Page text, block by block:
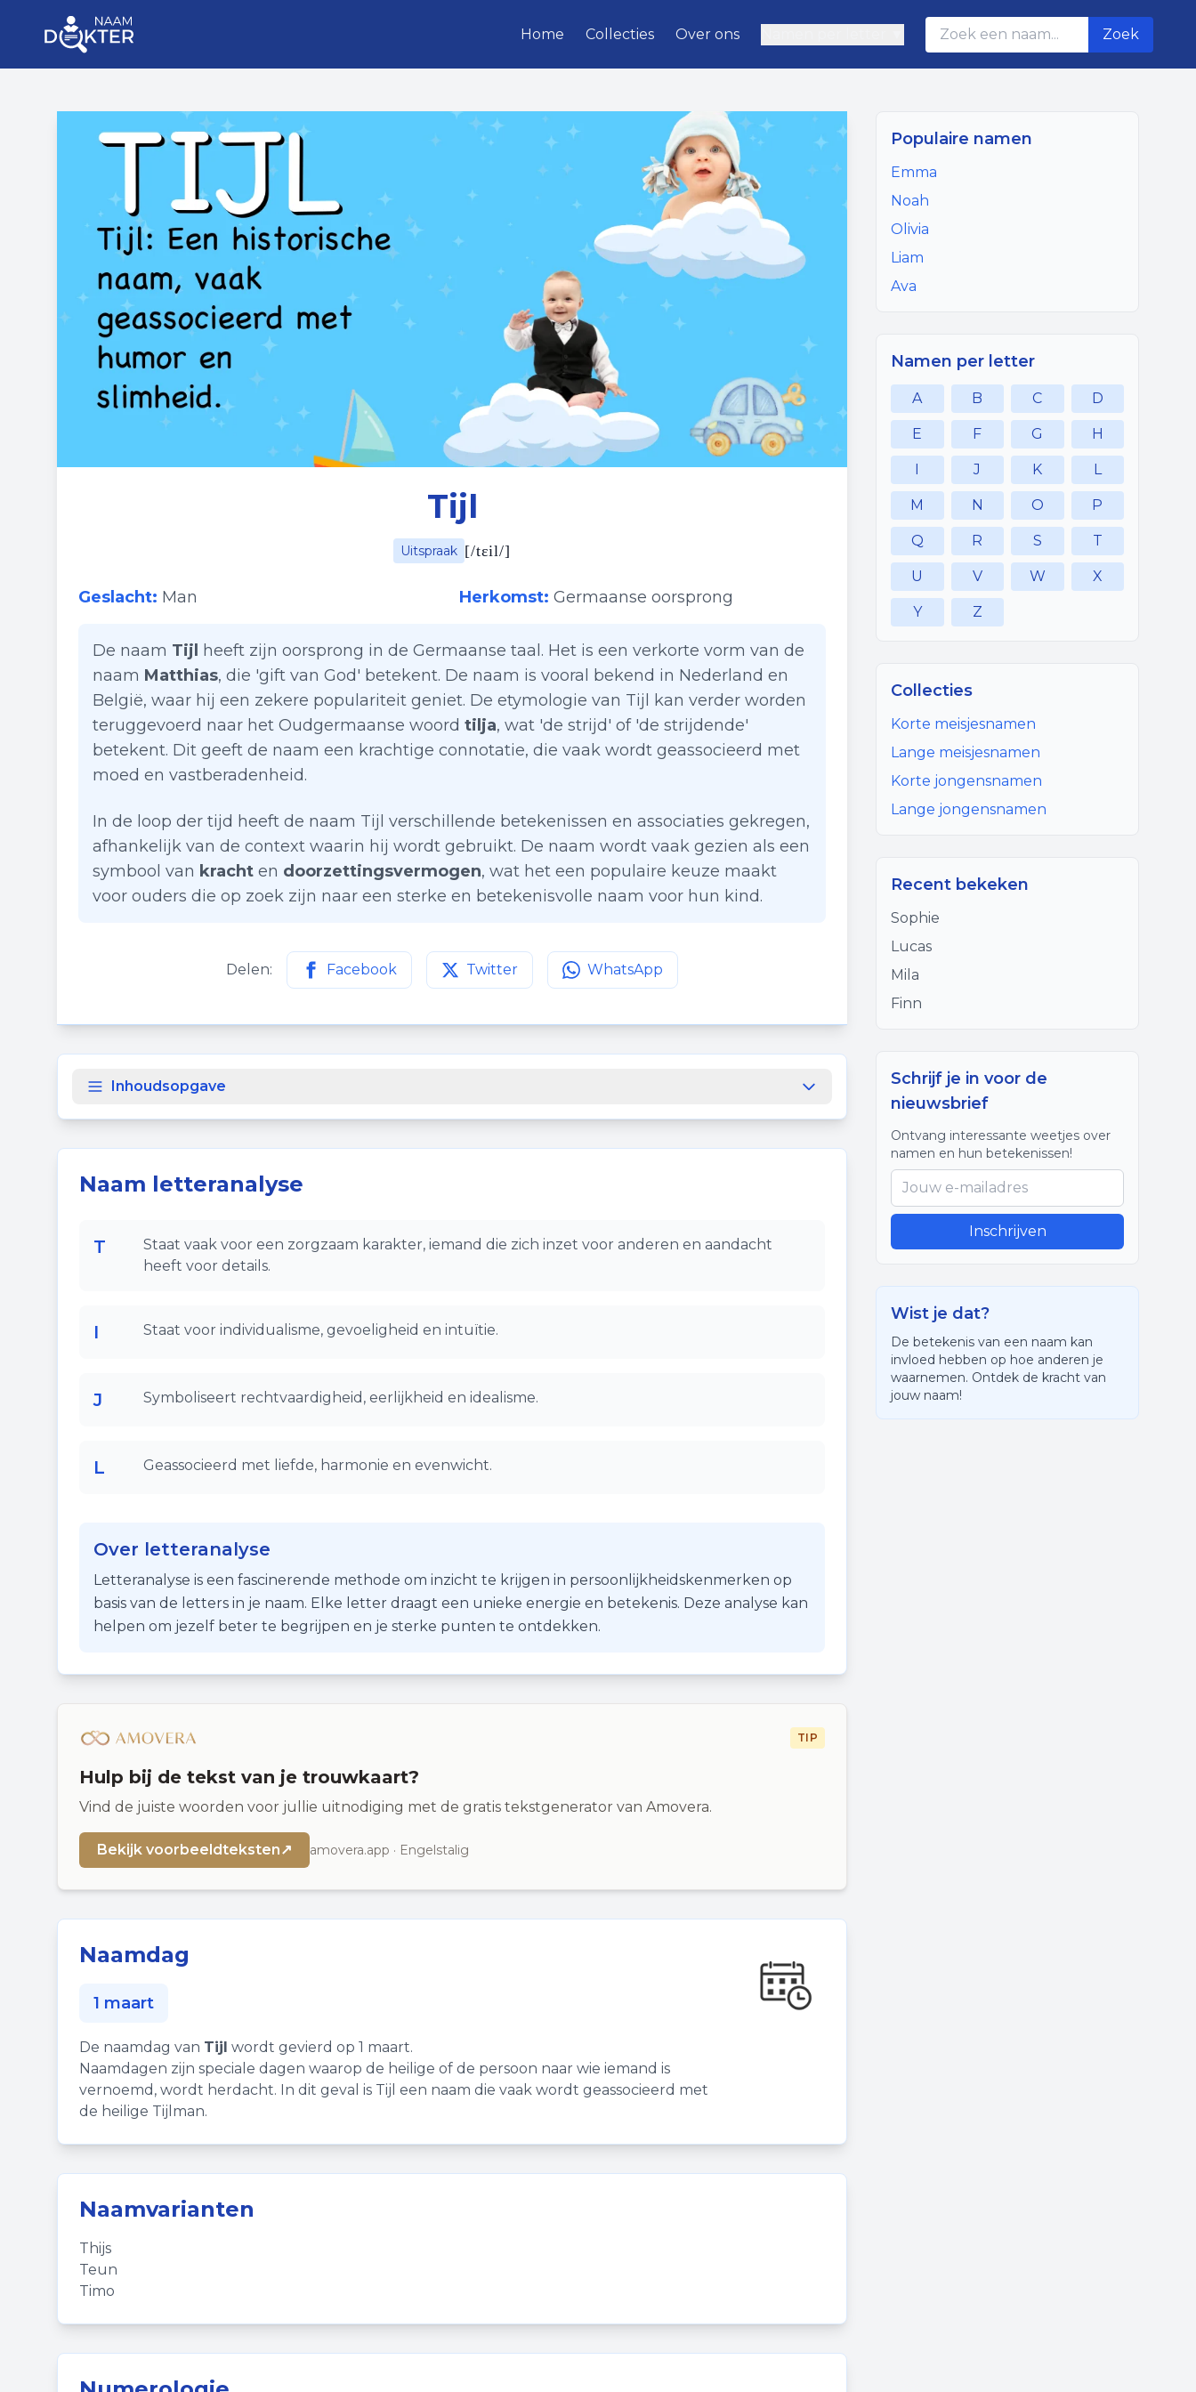
Home Collecties Over ons Zoek
Tijl
Uitspraak [/tɛil/]
Geslacht: Man Herkomst: Germaanse oorsprong
De naam Tijl
heeft zijn oorsprong in de Germaanse taal. Het is een verkorte vorm van de
naam Matthias, die 'gift van God' betekent. De naam is vooral bekend in Nederland en
België, waar hij een zekere populariteit geniet. De etymologie van Tijl kan verder worden
teruggevoerd naar het Oudgermaanse woord tilja, wat 'de strijd' of 'de strijdende'
betekent. Dit geeft de naam een krachtige connotatie, die vaak wordt geassocieerd met
moed en vastberadenheid.
In de loop der tijd heeft de naam Tijl verschillende betekenissen en associaties gekregen,
afhankelijk van de context waarin hij wordt gebruikt. De naam wordt vaak gezien als een
symbool van kracht en doorzettingsvermogen, wat het een populaire keuze maakt
voor ouders die op zoek zijn naar een sterke en betekenisvolle naam voor hun kind.
Delen: Facebook
Deel deze pagina op Facebook
Twitter
Deel deze pagina opTwitter
WhatsApp
Deel deze pagina op
Inhoudsopgave
Naam letteranalyse
T
Staat vaak voor een zorgzaam karakter, iemand die zich inzet voor anderen en aandacht
heeft voor details.
I Staat voor individualisme, gevoeligheid en intuïtie.
J Symboliseert rechtvaardigheid, eerlijkheid en idealisme.
L Geassocieerd met liefde, harmonie en evenwicht.
Over letteranalyse
Letteranalyse is een fascinerende methode om inzicht te krijgen in persoonlijkheidskenmerken op
basis van de letters in je naam. Elke letter draagt een unieke energie en betekenis. Deze analyse kan
helpen om jezelf beter te begrijpen en je sterke punten te ontdekken.
TIP
Hulp bij de tekst van je trouwkaart?
Vind de juiste woorden voor jullie uitnodiging met de gratis tekstgenerator van Amovera.
Bekijk voorbeeldteksten↗ amovera.app · Engelstalig
Naamdag
1 maart
De naamdag van Tijl wordt gevierd op 1 maart.
Naamdagen zijn speciale dagen waarop de heilige of de persoon naar wie iemand is
vernoemd, wordt herdacht. In dit geval is Tijl een naam die vaak wordt geassocieerd met
de heilige Tijlman.
Naamvarianten
Thijs
Teun
Timo
Populaire namen
Emma
Noah
Olivia
Liam
Ava
Namen per letter
A B C D
E F G H
I J K L
M N O P
Q R S T
U V W X
Y Z
Collecties
Korte meisjesnamen
Lange meisjesnamen
Korte jongensnamen
Lange jongensnamen
Recent bekeken
Sophie
Lucas
Mila
Finn
Schrijf je in voor de
nieuwsbrief
Ontvang interessante weetjes over
namen en hun betekenissen!
Inschrijven
Wist je dat?
De betekenis van een naam kan
invloed hebben op hoe anderen je
waarnemen. Ontdek de kracht van
jouw naam!